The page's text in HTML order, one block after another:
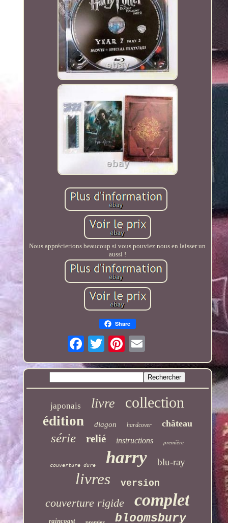
Nous apprécierions beaucoup si vous pouviez nous en laisser un
aussi !
Share
japonais livre collection
édition diagon hardcover château
série relié instructions première
couverture dure harry blu-ray
livres version
couverture rigide complet
raincoast bloomsbury